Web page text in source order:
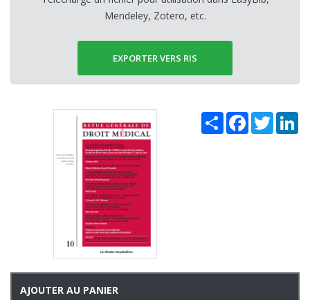
Mendeley, Zotero, etc.
EXPORTER VERS RIS
Share Facebook
Twitter
AJOUTER AU PANIER